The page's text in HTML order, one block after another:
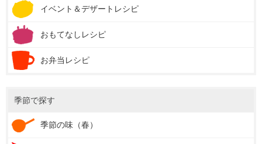
イベント＆デザートレシピ
おもてなしレシピ
お弁当レシピ
季節で探す
季節の味（春）